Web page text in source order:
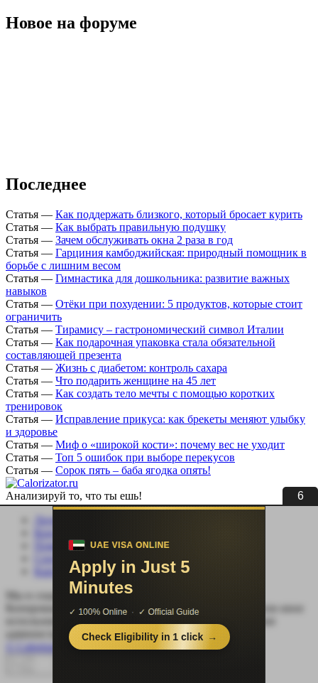
5
Новое на форуме
Последнее
Статья — Как поддержать близкого, который бросает курить
Статья — Как выбрать правильную подушку
Статья — Зачем обслуживать окна 2 раза в год
Статья — Гарциния камбоджийская: природный помощник в
борьбе с лишним весом
Статья — Гимнастика для дошкольника: развитие важных
навыков
Статья — Отёки при похудении: 5 продуктов, которые стоит
ограничить
Статья — Тирамису – гастрономический символ Италии
Статья — Как подарочная упаковка стала обязательной
составляющей презента
Статья — Жизнь с диабетом: контроль сахара
Статья — Что подарить женщине на 45 лет
Статья — Как создать тело мечты с помощью коротких
тренировок
Статья — Исправление прикуса: как брекеты меняют улыбку
и здоровье
Статья — Миф о «широкой кости»: почему вес не уходит
Статья — Топ 5 ошибок при выборе перекусов
Статья — Сорок пять – баба ягодка опять!
Анализируй то, что ты ешь!
Личный кабинет
Помощь сайту
Соцсети
Карта сайта
Мы в социальных сетях:
Копирование, перепечатка (целиком или частично) или иное
администрации сайта Calorizator.ru не допускается.
© Calorizator.ru 2008-2026